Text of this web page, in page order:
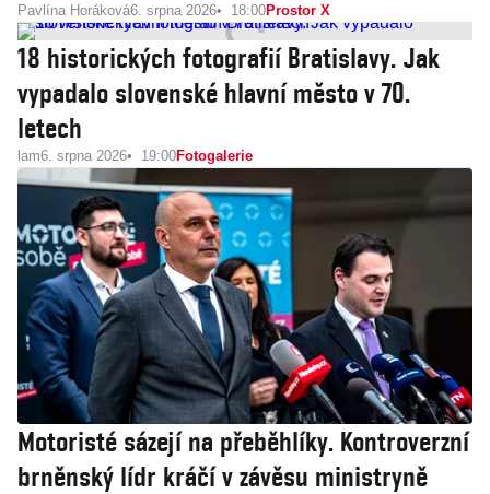
Pavlína Horáková6. srpna 2026 18:00Prostor X
18 historických fotografií Bratislavy. Jak
vypadalo slovenské hlavní město v 70.
letech
lam6. srpna 2026 19:00Fotogalerie
Motoristé sázejí na přeběhlíky. Kontroverzní
brněnský lídr kráčí v závěsu ministryně